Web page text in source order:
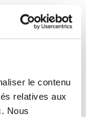
le contenu
relatives aux
Nous